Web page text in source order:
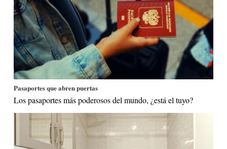
Pasaportes que abren puertas
Los pasaportes más poderosos del mundo, ¿está el tuyo?